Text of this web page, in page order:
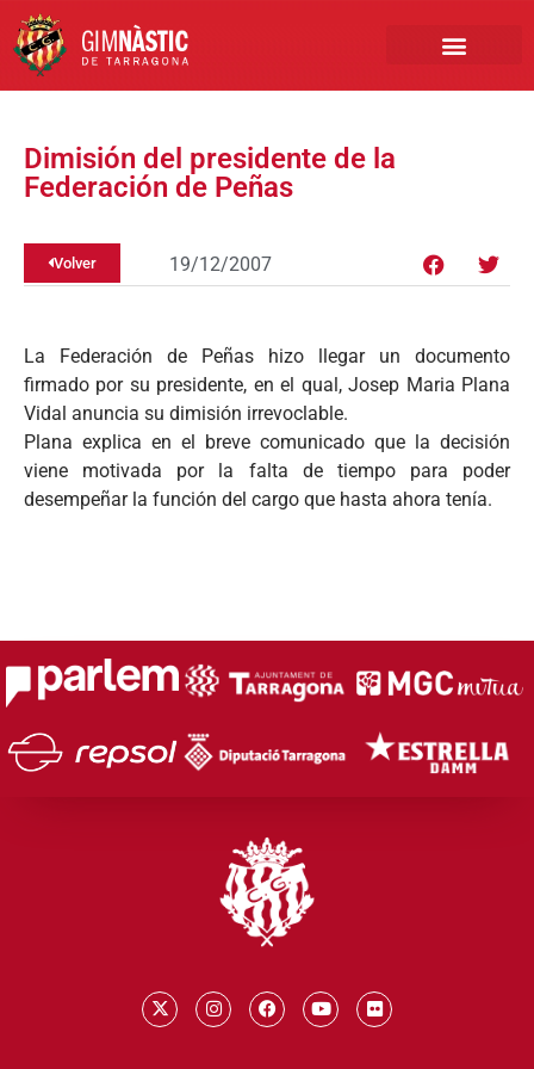
Dimisión del presidente de la
Federación de Peñas
Volver 19/12/2007
La Federación de Peñas hizo llegar un documento
firmado por su presidente, en el qual, Josep Maria Plana
Vidal anuncia su dimisión irrevoclable.
Plana explica en el breve comunicado que la decisión
viene motivada por la falta de tiempo para poder
desempeñar la función del cargo que hasta ahora tenía.